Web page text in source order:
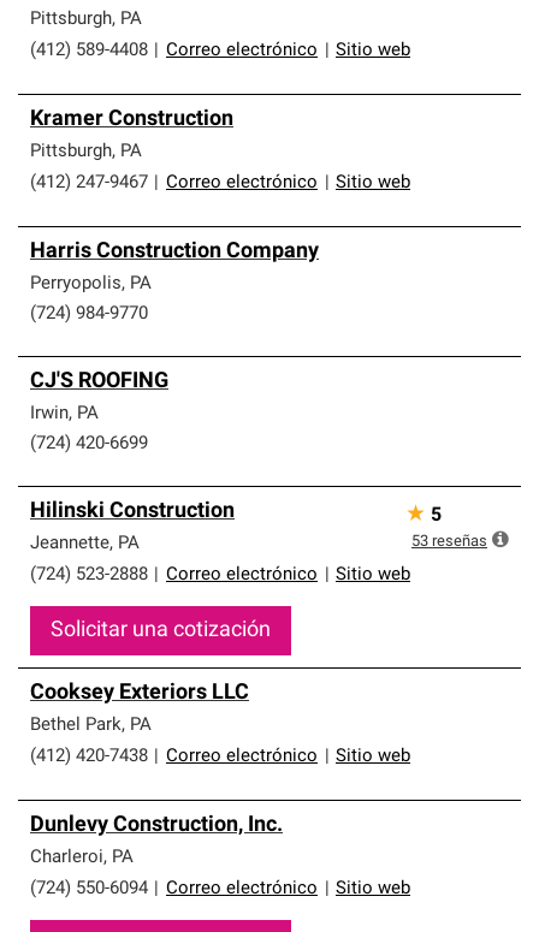
Pittsburgh, PA
(412) 589-4408
Correo electrónico Sitio web
Kramer Construction
Pittsburgh, PA
(412) 247-9467
Correo electrónico Sitio web
Harris Construction Company
Perryopolis, PA
(724) 984-9770
CJ'S ROOFING
Irwin, PA
(724) 420-6699
Hilinski Construction
Jeannette, PA
(724) 523-2888
Correo electrónico Sitio web
Solicitar una cotización
★ 5
53 reseñas
Cooksey Exteriors LLC
Bethel Park, PA
(412) 420-7438
Correo electrónico Sitio web
Dunlevy Construction, Inc.
Charleroi, PA
(724) 550-6094
Correo electrónico Sitio web